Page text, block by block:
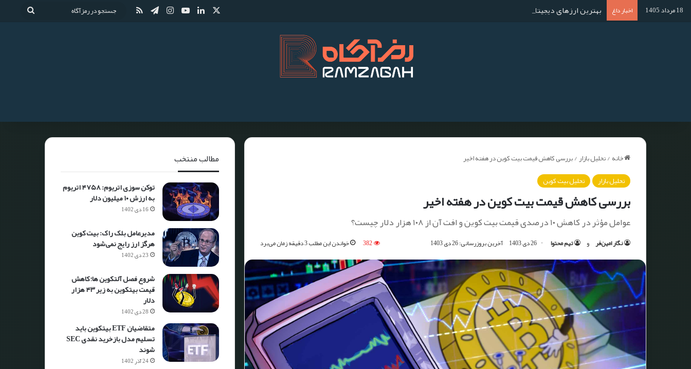
18 مرداد 1405 اخبار داغ بهترین ارزهای دیجیتال برای استخراج در سال ۱۴۰۴؛ آموزش استخراج گام به گام
خانه/تحلیل بازار/بررسی کاهش قیمت بیت کوین در هفته اخیر
تحلیل بازار
تحلیل بیت کوین
بررسی کاهش قیمت بیت کوین در هفته اخیر
عوامل مؤثر در کاهش ۱۰ درصدی قیمت بیت کوین و افت آن از ۱۰۸ هزار دلار چیست؟
نگار امین‌فر و تیم محتوا 26 دی 1403 آخرین بروزرسانی: 26 دی 1403 382 خواندن این مطلب 3 دقیقه زمان می‌برد
مطالب منتخب
توکن سوزی اتریوم: ۴۷۵۸ اتریوم
به ارزش ۱۰ میلیون دلار
16 دی 1402
مدیرعامل بلک راک: بیت کوین
هرگز ارز رایج نمی‌شود
23 دی 1402
شروع فصل آلتکوین ها؛ کاهش
قیمت بیتکوین به زیر ۴۳ هزار
دلار
28 دی 1402
متقاضیان ETF بیتکوین باید
تسلیم مدل بازخرید نقدی SEC
شوند
24 آذر 1402